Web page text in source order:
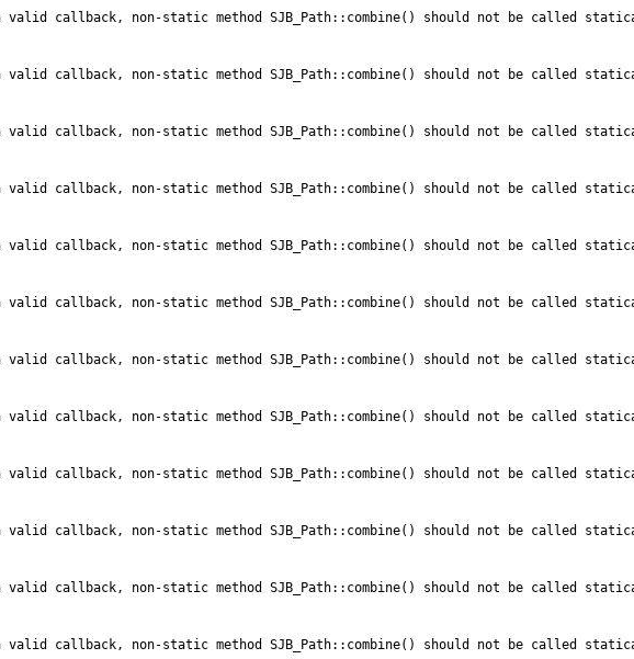
valid callback, non-static method SJB_Path::combine() should not be called
valid callback, non-static method SJB_Path::combine() should not be called
valid callback, non-static method SJB_Path::combine() should not be called
valid callback, non-static method SJB_Path::combine() should not be called
valid callback, non-static method SJB_Path::combine() should not be called
valid callback, non-static method SJB_Path::combine() should not be called
valid callback, non-static method SJB_Path::combine() should not be called
valid callback, non-static method SJB_Path::combine() should not be called
valid callback, non-static method SJB_Path::combine() should not be called
valid callback, non-static method SJB_Path::combine() should not be called
valid callback, non-static method SJB_Path::combine() should not be called
valid callback, non-static method SJB_Path::combine() should not be called